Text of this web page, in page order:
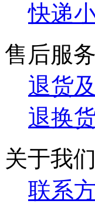
快递
售后服务
退货
退换
关于我们
联系